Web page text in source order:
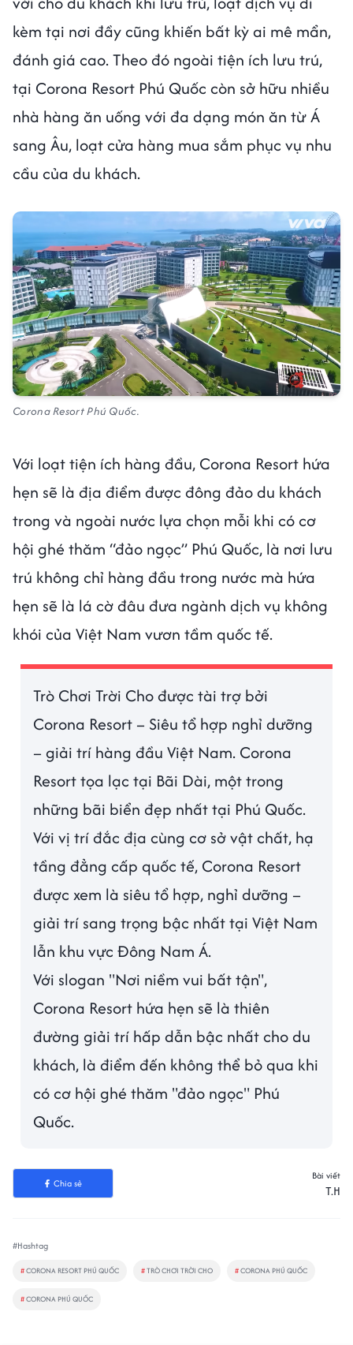
kèm tại nơi đầy cũng khiến bất kỳ ai mê mẩn,
đánh giá cao. Theo đó ngoài tiện ích lưu trú,
tại Corona Resort Phú Quốc còn sở hữu nhiều
nhà hàng ăn uống với đa dạng món ăn từ Á
sang Âu, loạt cửa hàng mua sắm phục vụ nhu
cầu của du khách.
Corona Resort Phú Quốc.
Với loạt tiện ích hàng đầu, Corona Resort hứa
hẹn sẽ là địa điểm được đông đảo du khách
trong và ngoài nước lựa chọn mỗi khi có cơ
hội ghé thăm “đảo ngọc” Phú Quốc, là nơi lưu
trú không chỉ hàng đầu trong nước mà hứa
hẹn sẽ là lá cờ đâu đưa ngành dịch vụ không
khói của Việt Nam vươn tầm quốc tế.
Trò Chơi Trời Cho được tài trợ bởi
Corona Resort – Siêu tổ hợp nghỉ dưỡng
– giải trí hàng đầu Việt Nam. Corona
Resort tọa lạc tại Bãi Dài, một trong
những bãi biển đẹp nhất tại Phú Quốc.
Với vị trí đắc địa cùng cơ sở vật chất, hạ
tầng đẳng cấp quốc tế, Corona Resort
được xem là siêu tổ hợp, nghỉ dưỡng –
giải trí sang trọng bậc nhất tại Việt Nam
lẫn khu vực Đông Nam Á.
Với slogan "Nơi niềm vui bất tận",
Corona Resort hứa hẹn sẽ là thiên
đường giải trí hấp dẫn bậc nhất cho du
khách, là điểm đến không thể bỏ qua khi
có cơ hội ghé thăm "đảo ngọc" Phú
Quốc.
Chia sẻ
Bài viết
T.H
#Hashtag
#CORONA RESORT PHÚ QUỐC #TRÒ CHƠI TRỜI CHO #CORONA PHÚ QUỐC
#CORONA PHÚ QUỐC